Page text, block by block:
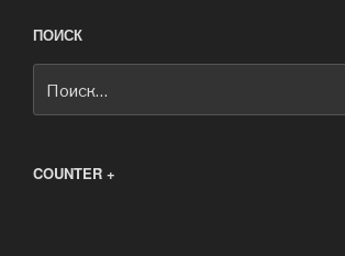
ПОИСК
COUNTER +